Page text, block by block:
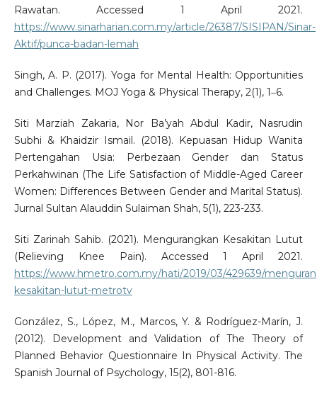
Rawatan. Accessed 1 April 2021.
https://www.sinarharian.com.my/article/26387/SISIPAN/Sinar-
Aktif/punca-badan-lemah
Singh, A. P. (2017). Yoga for Mental Health: Opportunities
and Challenges. MOJ Yoga & Physical Therapy, 2(1), 1‒6.
Siti Marziah Zakaria, Nor Ba’yah Abdul Kadir, Nasrudin
Subhi & Khaidzir Ismail. (2018). Kepuasan Hidup Wanita
Pertengahan Usia: Perbezaan Gender dan Status
Perkahwinan (The Life Satisfaction of Middle-Aged Career
Women: Differences Between Gender and Marital Status).
Jurnal Sultan Alauddin Sulaiman Shah, 5(1), 223-233.
Siti Zarinah Sahib. (2021). Mengurangkan Kesakitan Lutut
(Relieving Knee Pain). Accessed 1 April 2021.
https://www.hmetro.com.my/hati/2019/03/429639/
kesakitan-lutut-metrotv
González, S., López, M., Marcos, Y. & Rodríguez-Marín, J.
(2012). Development and Validation of The Theory of
Planned Behavior Questionnaire In Physical Activity. The
Spanish Journal of Psychology, 15(2), 801-816.